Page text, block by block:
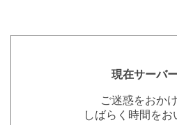
現在サーバ
ご迷惑をおか
しばらく時間を